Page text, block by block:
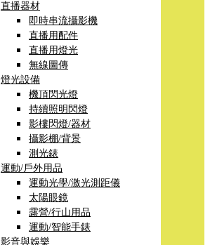
直播器材
即時串流攝影機
直播用配件
直播用燈光
無線圖傳
燈光設備
機頂閃光燈
持續照明閃燈
影樓閃燈/器材
攝影棚/背景
測光錶
運動/戶外用品
運動光學/激光測距儀
太陽眼鏡
露營/行山用品
運動/智能手錶
影音與娛樂